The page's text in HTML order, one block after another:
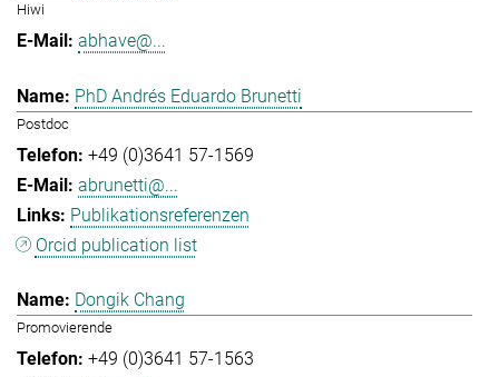
Hiwi
abhave@...
PhD Andrés Eduardo Brunetti
Postdoc
+49 (0)3641 57-1569
abrunetti@...
Publikationsreferenzen
Orcid publication list
Dongik Chang
Promovierende
+49 (0)3641 57-1563